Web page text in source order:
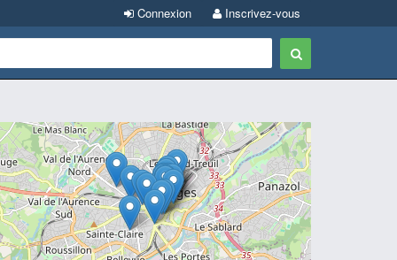
Inscrivez-vous
Connexion